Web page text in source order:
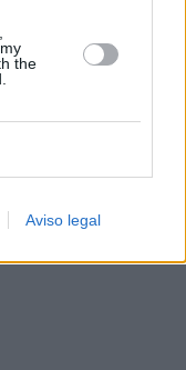
the
Aviso legal